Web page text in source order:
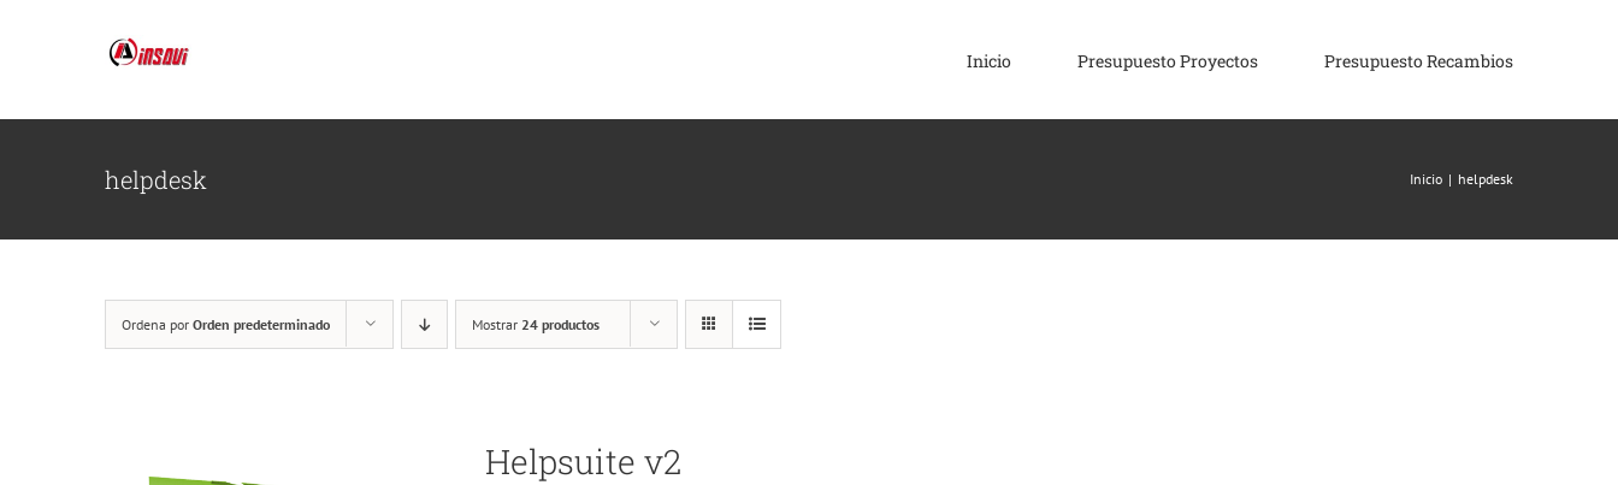
Inicio Presupuesto Proyectos Presupuesto Recambios
helpdesk Inicio | helpdesk
Ordena por Orden predeterminado Mostrar 24 productos
Helpsuite v2